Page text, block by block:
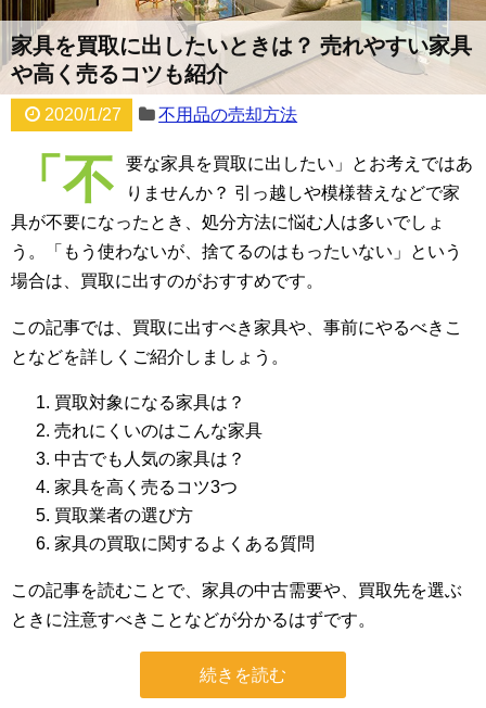
家具を買取に出したいときは？ 売れやすい家具
や高く売るコツも紹介
2020/1/27 不用品の売却方法
「不
要な家具を買取に出したい」とお考えではあ
りませんか？ 引っ越しや模様替えなどで家
具が不要になったとき、処分方法に悩む人は多いでしょ
う。「もう使わないが、捨てるのはもったいない」という
場合は、買取に出すのがおすすめです。
この記事では、買取に出すべき家具や、事前にやるべきこ
となどを詳しくご紹介しましょう。
買取対象になる家具は？
売れにくいのはこんな家具
中古でも人気の家具は？
家具を高く売るコツ3つ
買取業者の選び方
家具の買取に関するよくある質問
この記事を読むことで、家具の中古需要や、買取先を選ぶ
ときに注意すべきことなどが分かるはずです。
続きを読む